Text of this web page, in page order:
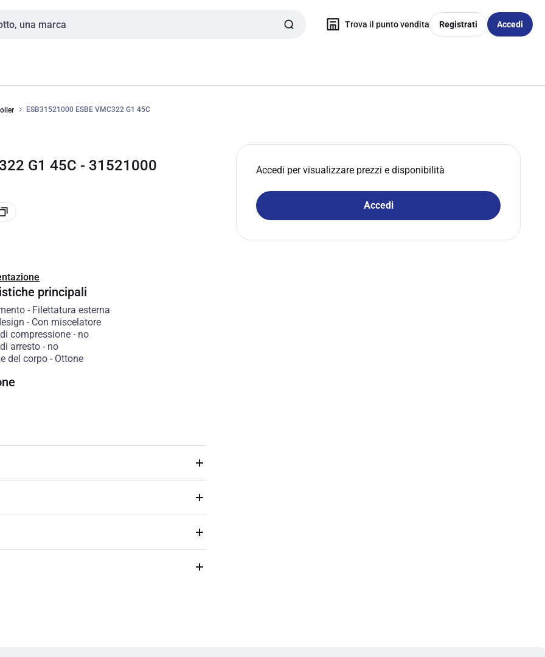
Trova il punto vendita Registrati Accedi
ESB31521000 ESBE VMC322 G1 45C
G1 45C - 31521000 Accedi per visualizzare prezzi e disponibilità
Accedi
principali
- Filettatura esterna
- Con miscelatore
compressione- no
arresto- no
del corpo- Ottone